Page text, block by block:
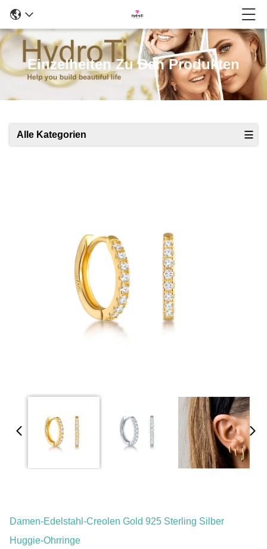
Einzelheiten Zu Den Produkten
Alle Kategorien
Damen-Edelstahl-Creolen Gold 925 Sterling Silber
Huggie-Ohrringe